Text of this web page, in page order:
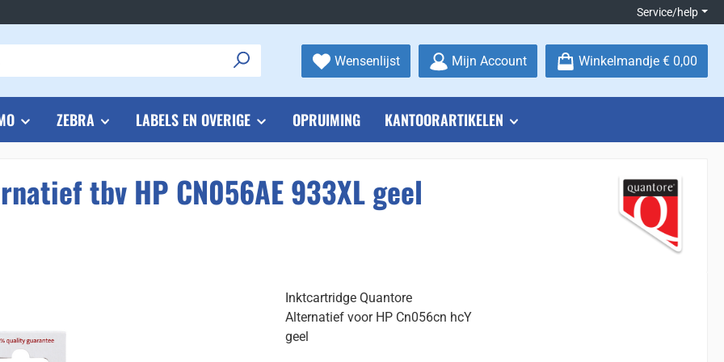
Service/help
WensenlijstJe hebt 0 items op je verlanglijstje
Mijn Account Winkelmandje € 0,00
ZEBRA LABELS EN OVERIGE OPRUIMING KANTOORARTIKELEN
tbv HP CN056AE 933XL geel
Inktcartridge Quantore
Alternatief voor HP Cn056cn hcY
geel